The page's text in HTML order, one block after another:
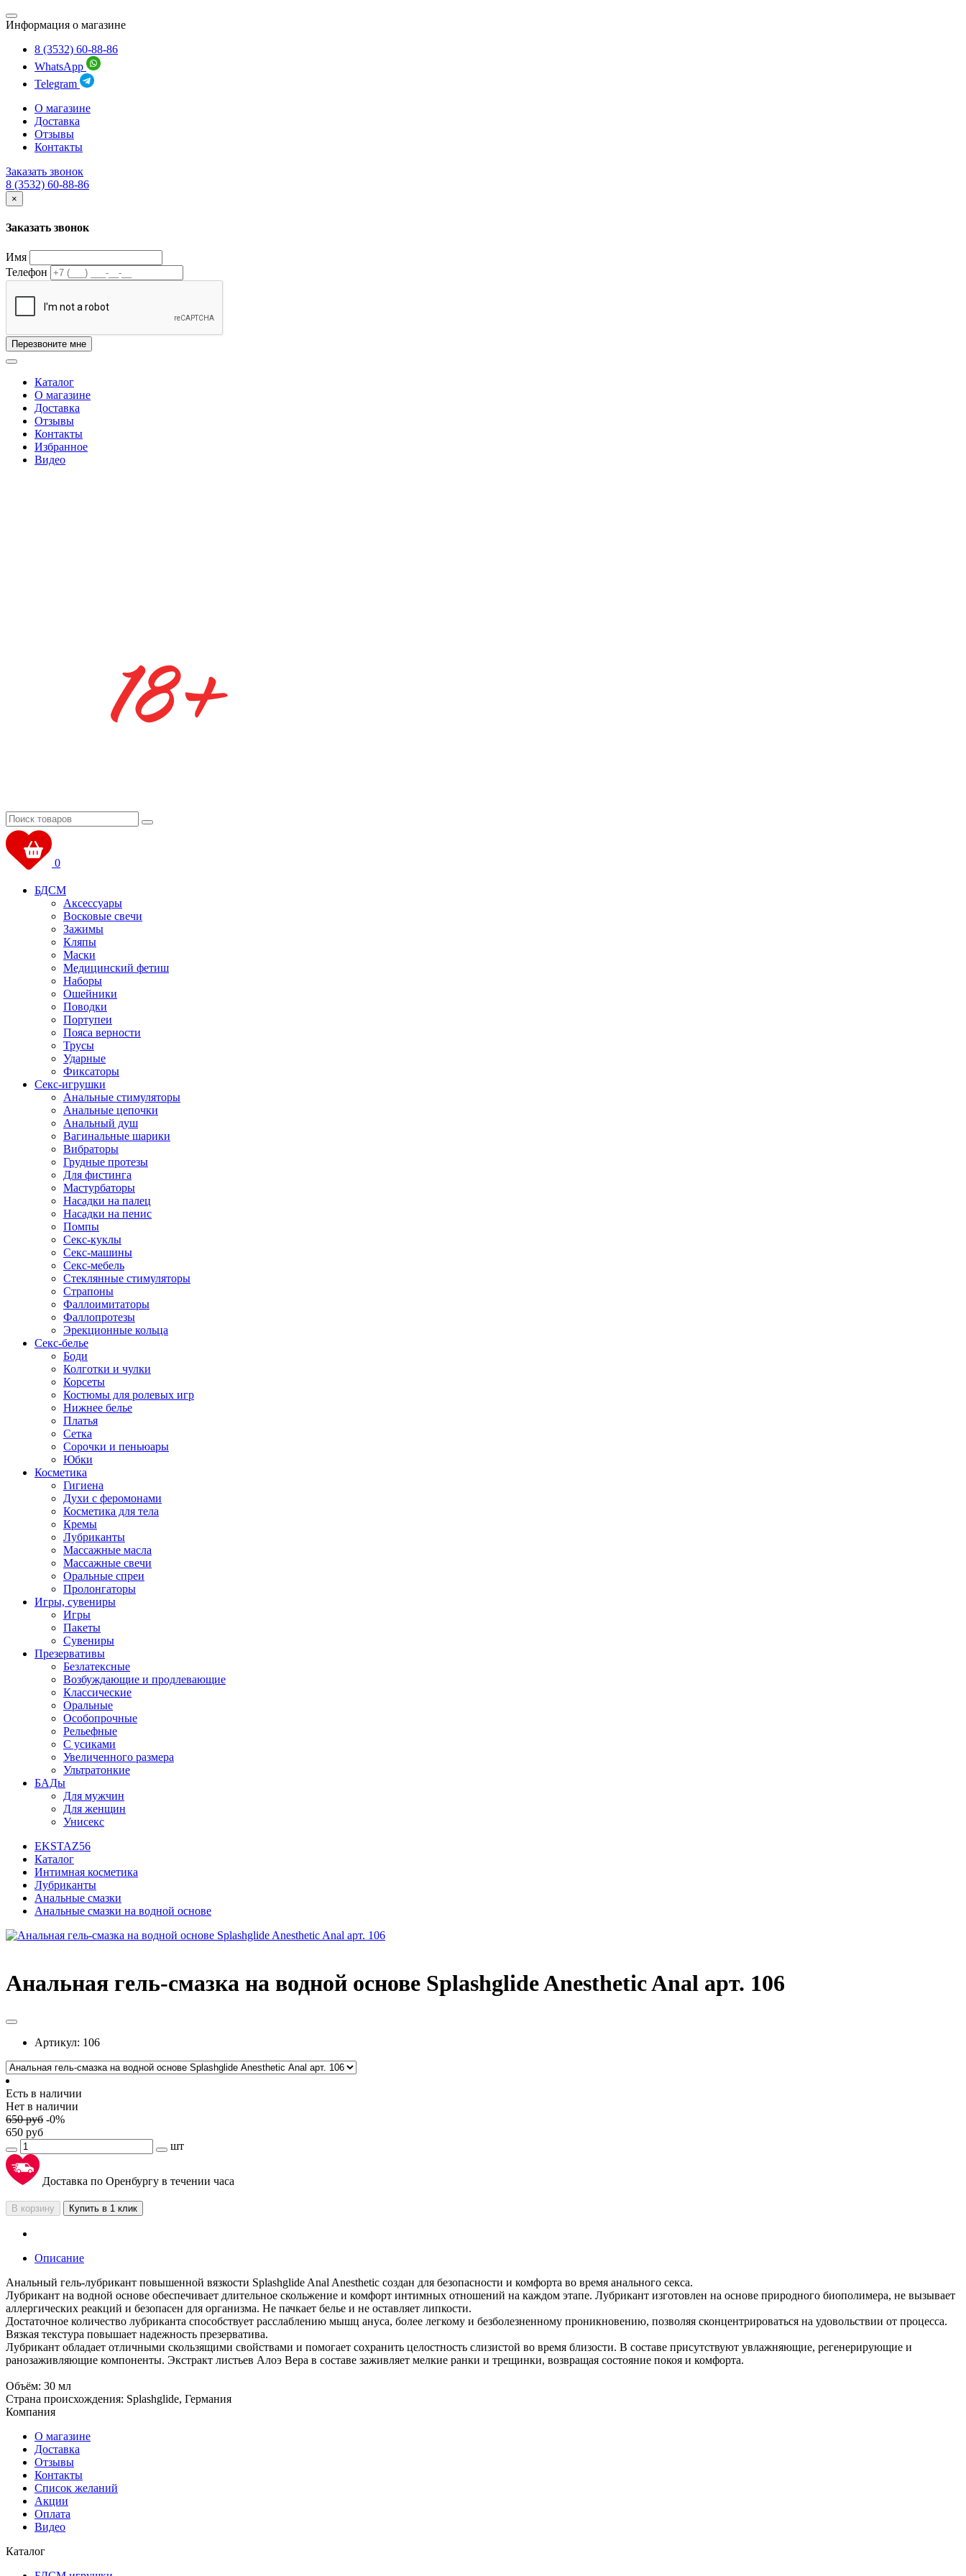
Информация о магазине
8 (3532) 60-88-86
WhatsApp
Telegram
О магазине
Доставка
Отзывы
Контакты
Заказать звонок
8 (3532) 60-88-86
×
Заказать звонок
Имя
Телефон
Перезвоните мне
Каталог
О магазине
Доставка
Отзывы
Контакты
Избранное
Видео
0
БДСМ
Аксессуары
Восковые свечи
Зажимы
Кляпы
Маски
Медицинский фетиш
Наборы
Ошейники
Поводки
Портупеи
Пояса верности
Трусы
Ударные
Фиксаторы
Секс-игрушки
Анальные стимуляторы
Анальные цепочки
Анальный душ
Вагинальные шарики
Вибраторы
Грудные протезы
Для фистинга
Мастурбаторы
Насадки на палец
Насадки на пенис
Помпы
Секс-куклы
Секс-машины
Секс-мебель
Стеклянные стимуляторы
Страпоны
Фаллоимитаторы
Фаллопротезы
Эрекционные кольца
Секс-белье
Боди
Колготки и чулки
Корсеты
Костюмы для ролевых игр
Нижнее белье
Платья
Сетка
Сорочки и пеньюары
Юбки
Косметика
Гигиена
Духи с феромонами
Косметика для тела
Кремы
Лубриканты
Массажные масла
Массажные свечи
Оральные спреи
Пролонгаторы
Игры, сувениры
Игры
Пакеты
Сувениры
Презервативы
Безлатексные
Возбуждающие и продлевающие
Классические
Оральные
Особопрочные
Рельефные
С усиками
Увеличенного размера
Ультратонкие
БАДы
Для мужчин
Для женщин
Унисекс
EKSTAZ56
Каталог
Интимная косметика
Лубриканты
Анальные смазки
Анальные смазки на водной основе
Анальная гель-смазка на водной основе Splashglide Anesthetic Anal арт. 106
Артикул: 106
Есть в наличии
Нет в наличии
650руб -0%
650 руб
шт
Доставка по Оренбургу в течении часа
В корзину Купить в 1 клик
Описание
Анальный гель-лубрикант повышенной вязкости Splashglide Anal Anesthetic создан для безопасности и комфорта во время анального секса.
Лубрикант на водной основе обеспечивает длительное скольжение и комфорт интимных отношений на каждом этапе. Лубрикант изготовлен на основе природного биополимера, не вызывает
аллергических реакций и безопасен для организма. Не пачкает белье и не оставляет липкости.
Достаточное количество лубриканта способствует расслаблению мышц ануса, более легкому и безболезненному проникновению, позволяя сконцентрироваться на удовольствии от процесса.
Вязкая текстура повышает надежность презерватива.
Лубрикант обладает отличными скользящими свойствами и помогает сохранить целостность слизистой во время близости. В составе присутствуют увлажняющие, регенерирующие и
ранозаживляющие компоненты. Экстракт листьев Алоэ Вера в составе заживляет мелкие ранки и трещинки, возвращая состояние покоя и комфорта.
Объём: 30 мл
Страна происхождения: Splashglide, Германия
Компания
О магазине
Доставка
Отзывы
Контакты
Список желаний
Акции
Оплата
Видео
Каталог